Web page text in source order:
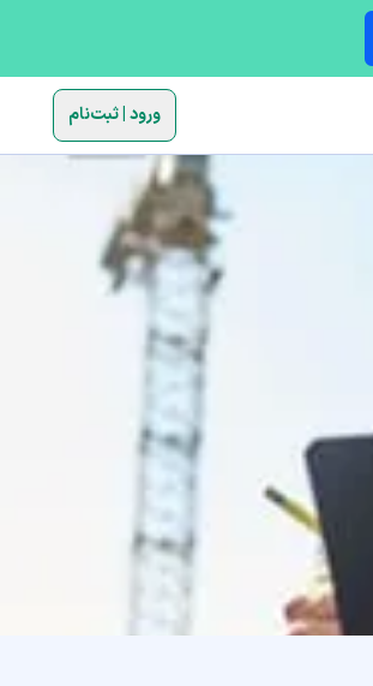
ورود | ثبت‌نام